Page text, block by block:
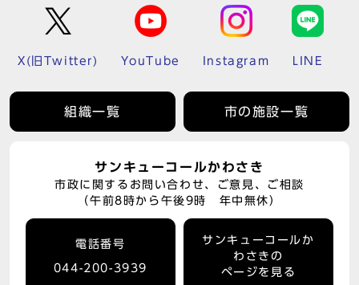
X(旧Twitter) YouTube Instagram LINE
組織一覧 市の施設一覧
サンキューコールかわさき
市政に関するお問い合わせ、ご意見、ご相談
（午前8時から午後9時 年中無休）
電話番号
044-200-3939
サンキューコールか
わさきの
ページを見る